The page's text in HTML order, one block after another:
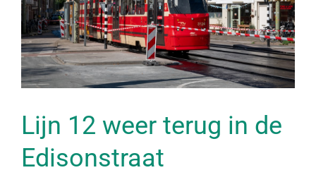
Lijn 12 weer terug in de
Edisonstraat